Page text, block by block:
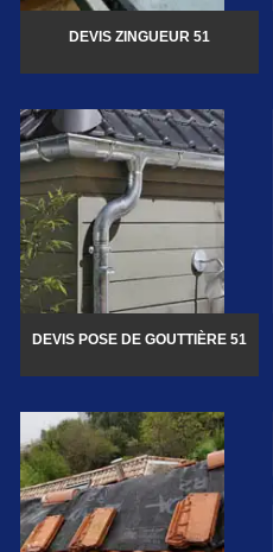
DEVIS ZINGUEUR 51
DEVIS POSE DE GOUTTIÈRE 51